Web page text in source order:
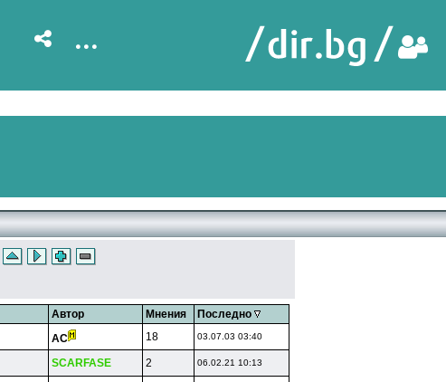
...
Автор Мнения Последно
AC 18 03.07.03 03:40
SCARFASE 2 06.02.21 10:13